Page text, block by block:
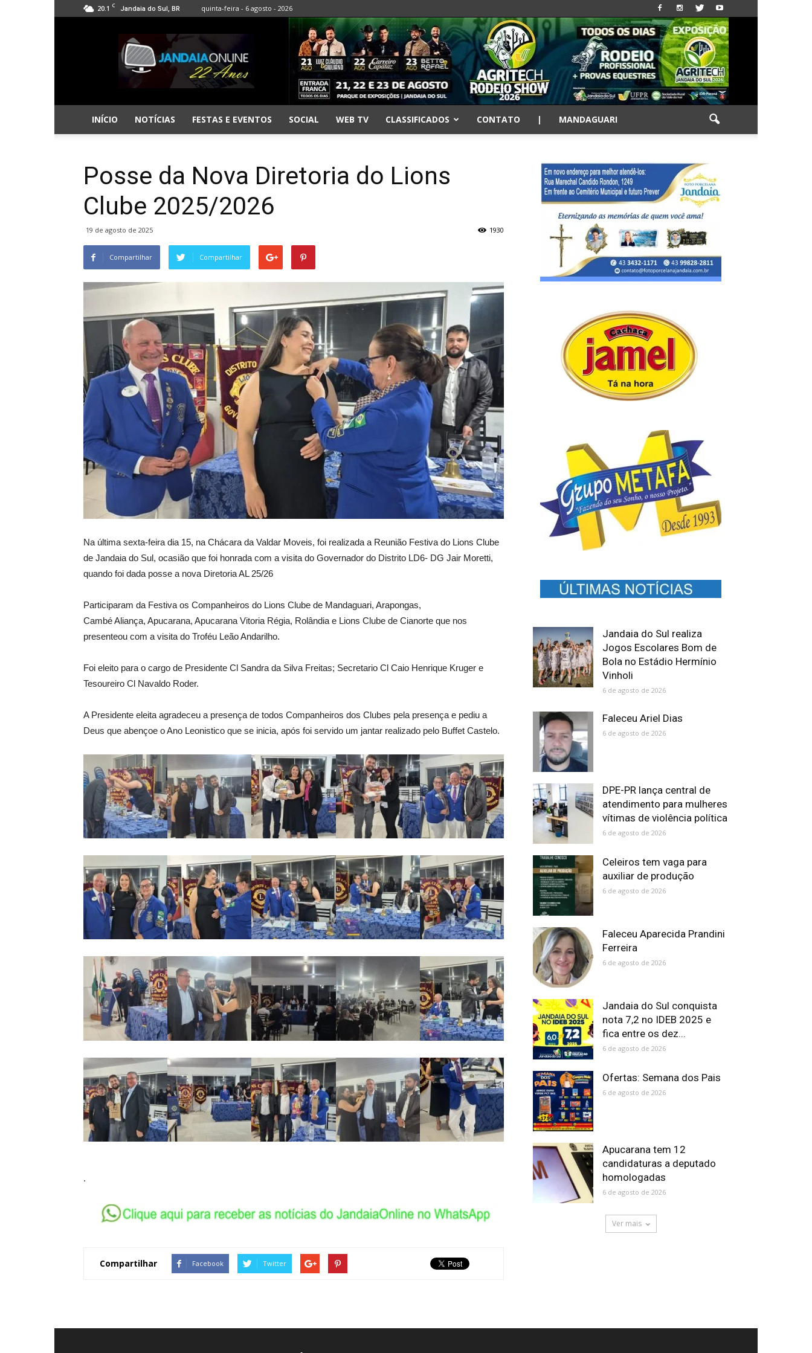
20.1 C Jandaia do Sul, BR quinta-feira - 6 agosto - 2026
Jandaia
Online
INÍCIO NOTÍCIAS FESTAS E EVENTOS SOCIAL WEB TV CLASSIFICADOS CONTATO | MANDAGUARI
Posse da Nova Diretoria do Lions
Clube 2025/2026
19 de agosto de 2025 1930
Compartilhar Compartilhar
Na última sexta-feira dia 15, na Chácara da Valdar Moveis, foi realizada a Reunião Festiva do Lions Clube
de Jandaia do Sul, ocasião que foi honrada com a visita do Governador do Distrito LD6- DG Jair Moretti,
quando foi dada posse a nova Diretoria AL 25/26
Participaram da Festiva os Companheiros do Lions Clube de Mandaguari, Arapongas,
Cambé Aliança, Apucarana, Apucarana Vitoria Régia, Rolândia e Lions Clube de Cianorte que nos
presenteou com a visita do Troféu Leão Andarilho.
Foi eleito para o cargo de Presidente Cl Sandra da Silva Freitas; Secretario Cl Caio Henrique Kruger e
Tesoureiro Cl Navaldo Roder.
A Presidente eleita agradeceu a presença de todos Companheiros dos Clubes pela presença e pediu a
Deus que abençoe o Ano Leonistico que se inicia, após foi servido um jantar realizado pelo Buffet Castelo.
.
Compartilhar Facebook Twitter
Jandaia do Sul realiza
Jogos Escolares Bom de
Bola no Estádio Hermínio
Vinholi
6 de agosto de 2026
Faleceu Ariel Dias
6 de agosto de 2026
DPE-PR lança central de
atendimento para mulheres
vítimas de violência política
6 de agosto de 2026
Celeiros tem vaga para
auxiliar de produção
6 de agosto de 2026
Faleceu Aparecida Prandini
Ferreira
6 de agosto de 2026
Jandaia do Sul conquista
nota 7,2 no IDEB 2025 e
fica entre os dez...
6 de agosto de 2026
Ofertas: Semana dos Pais
6 de agosto de 2026
Apucarana tem 12
candidaturas a deputado
homologadas
6 de agosto de 2026
Ver mais